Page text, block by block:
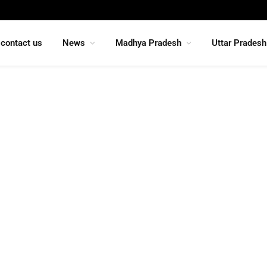
contact us News Madhya Pradesh Uttar Pradesh